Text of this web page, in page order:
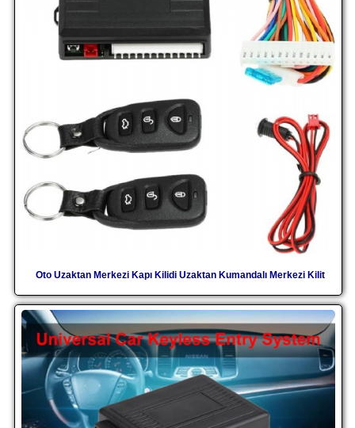
Oto Uzaktan Merkezi Kapı Kilidi Uzaktan Kumandalı Merkezi Kilit